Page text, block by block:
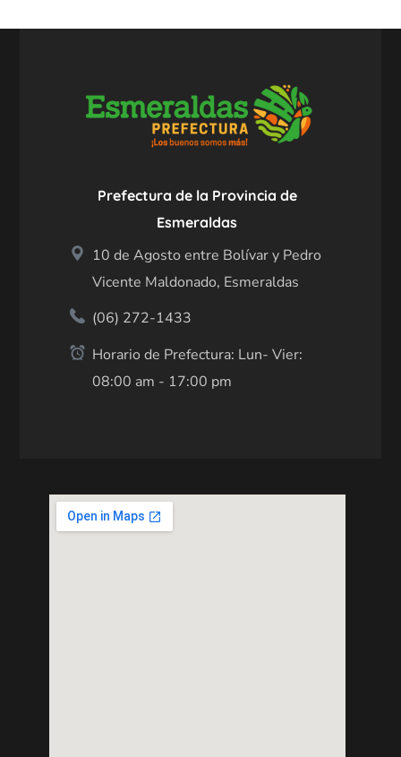
Prefectura de la Provincia de
Esmeraldas
10 de Agosto entre Bolívar y Pedro
Vicente Maldonado, Esmeraldas
(06) 272-1433
Horario de Prefectura: Lun- Vier:
08:00 am - 17:00 pm